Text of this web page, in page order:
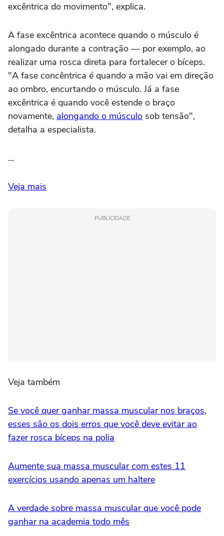
excêntrica do movimento", explica.
A fase excêntrica acontece quando o músculo é
alongado durante a contração — por exemplo, ao
realizar uma rosca direta para fortalecer o bíceps.
"A fase concêntrica é quando a mão vai em direção
ao ombro, encurtando o músculo. Já a fase
excêntrica é quando você estende o braço
novamente, alongando o músculo sob tensão",
detalha a especialista.
...
Veja mais
PUBLICIDADE
Veja também
Se você quer ganhar massa muscular nos braços,
esses são os dois erros que você deve evitar ao
fazer rosca bíceps na polia
Aumente sua massa muscular com estes 11
exercícios usando apenas um haltere
A verdade sobre massa muscular que você pode
ganhar na academia todo mês